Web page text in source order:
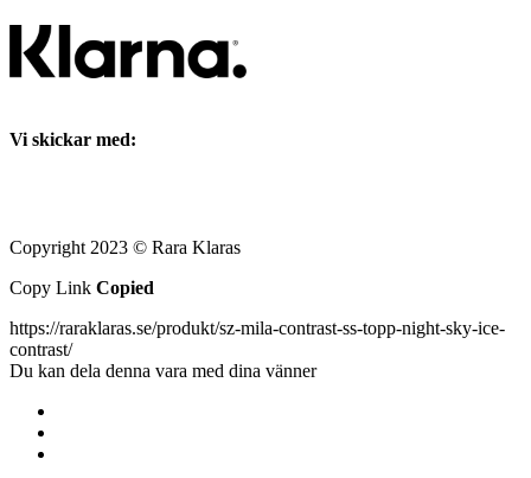
Vi skickar med:
Copyright 2023 © Rara Klaras
Copy Link Copied
https://raraklaras.se/produkt/sz-mila-contrast-ss-topp-night-sky-ice-
contrast/
Du kan dela denna vara med dina vänner